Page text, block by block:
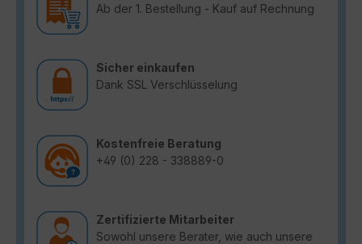
Ab der 1. Bestellung - Kauf auf Rechnung
Sicher einkaufen
Dank SSL Verschlüsselung
Kostenfreie Beratung
+49 (0) 228 - 338889-0
Zertifizierte Mitarbeiter
Sowohl unsere Berater, wie auch unsere